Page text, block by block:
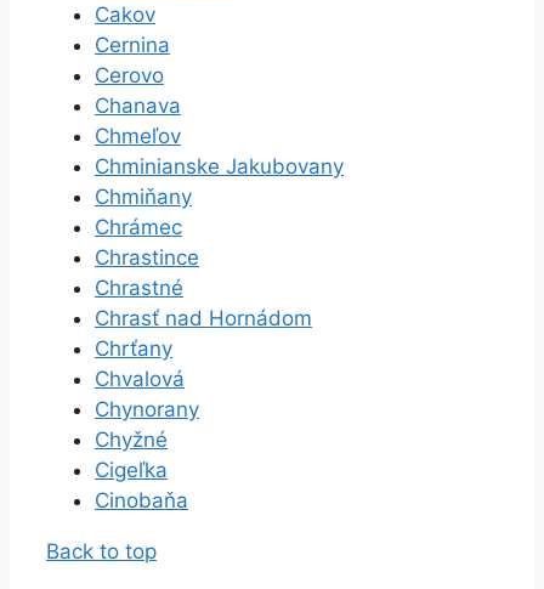
Cakov
Cernina
Cerovo
Chanava
Chmeľov
Chminianske Jakubovany
Chmiňany
Chrámec
Chrastince
Chrastné
Chrasť nad Hornádom
Chrťany
Chvalová
Chynorany
Chyžné
Cigeľka
Cinobaňa
Back to top